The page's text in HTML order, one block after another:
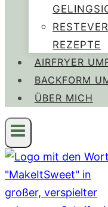
REZEPTE
AIRFRYER
BACKFORM
ÜBER MICH